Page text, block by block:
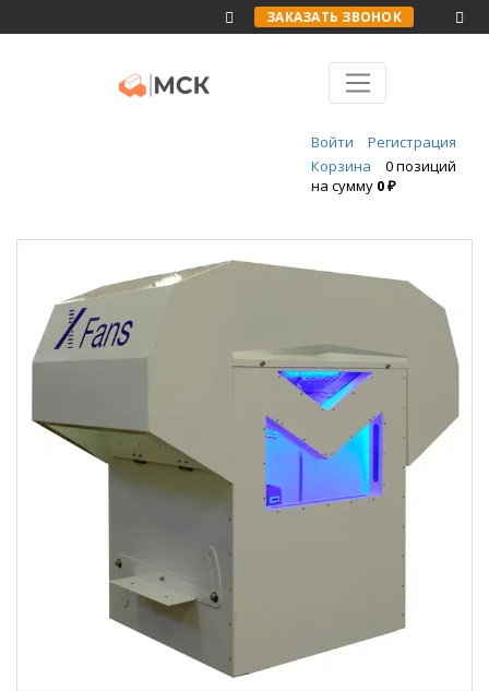
ЗАКАЗАТЬ ЗВОНОК
Войти
Регистрация
Корзина
0 позиций
на сумму 0 ₽